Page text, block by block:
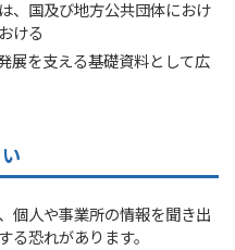
、国及び地方公共団体におけ
ける
展を支える基礎資料として広
個人や事業所の情報を聞き出
る恐れがあります。